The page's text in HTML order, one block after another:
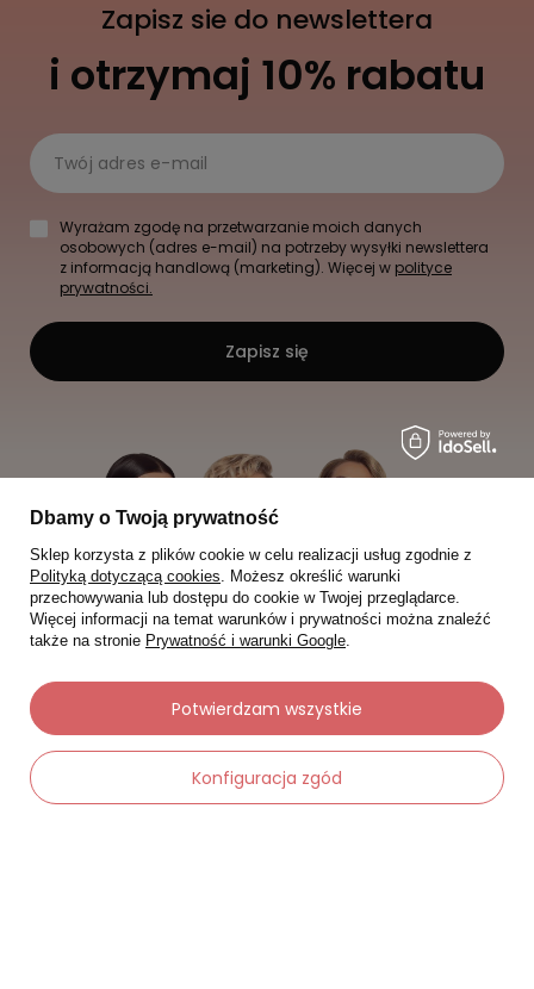
Zapisz sie do newslettera
i otrzymaj 10% rabatu
Twój adres e-mail
Wyrażam zgodę na przetwarzanie moich danych
osobowych (adres e-mail) na potrzeby wysyłki newslettera
z informacją handlową (marketing). Więcej w polityce
prywatności.
Zapisz się
Moje zamówienia
Dbamy o Twoją prywatność
Sklep korzysta z plików cookie w celu realizacji usług zgodnie z
Polityką dotyczącą cookies. Możesz określić warunki
przechowywania lub dostępu do cookie w Twojej przeglądarce.
Więcej informacji na temat warunków i prywatności można znaleźć
także na stronie Prywatność i warunki Google.
Konfiguracja zgód
Potwierdzam wszystkie